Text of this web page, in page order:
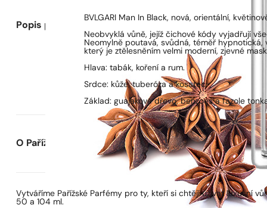
Popis parfému
BVLGARI Man In Black, nová, orientální,
Neobvyklá vůně, jejíž čichové kódy vyjadřují
Neomylně poutavá, svůdná, téměř hypnotická,
který je ztělesněním velmi moderní, zjevné
Hlava: tabák, koření a rum.
Srdce: kůže, tuberóza a kosatec.
Základ: guajakové dřevo, benzoes a fazole
O Pařížských Parfémech
Vytváříme Pařížské Parfémy pro ty, kteří si chtějí užívat luxusní
50 a 104 ml.